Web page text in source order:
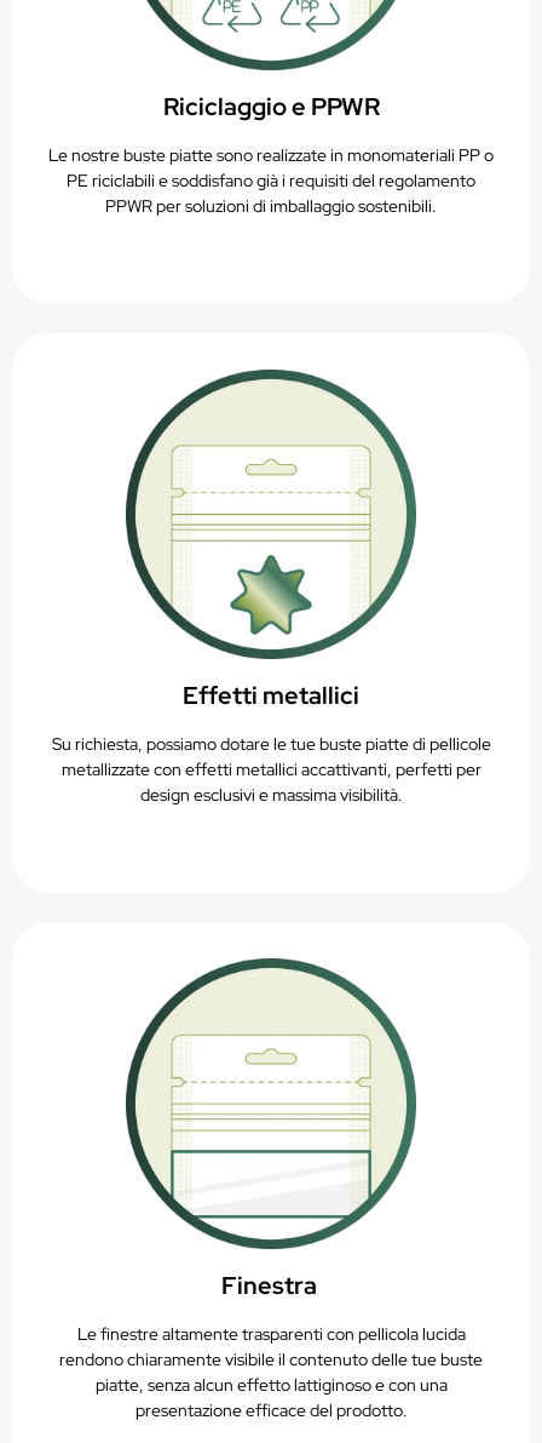
Riciclaggio e PPWR
Le nostre buste piatte sono realizzate in monomateriali PP o
PE riciclabili e soddisfano già i requisiti del regolamento
PPWR per soluzioni di imballaggio sostenibili.
Effetti metallici
Su richiesta, possiamo dotare le tue buste piatte di pellicole
metallizzate con effetti metallici accattivanti, perfetti per
design esclusivi e massima visibilità.
Finestra
Le finestre altamente trasparenti con pellicola lucida
rendono chiaramente visibile il contenuto delle tue buste
piatte, senza alcun effetto lattiginoso e con una
presentazione efficace del prodotto.